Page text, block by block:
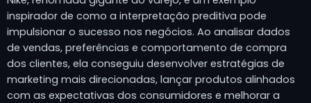
inspirador de como a interpretação preditiva pode
impulsionar o sucesso nos negócios. Ao analisar dados
de vendas, preferências e comportamento de compra
dos clientes, ela conseguiu desenvolver estratégias de
marketing mais direcionadas, lançar produtos alinhados
com as expectativas dos consumidores e melhorar a